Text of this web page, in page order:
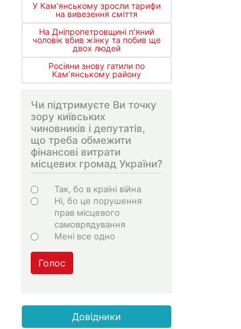
У Кам’янському зросли тарифи
на вивезення сміття
На Дніпропетровщині п'яний
чоловік вбив жінку та побив ще
двох людей
Росіяни знову гатили по
Кам’янському району
Чи підтримуєте Ви точку
зору київських
чиновників і депутатів,
що треба обмежити
фінансові витрати
місцевих громад України?
Варіанти
Так, бо в країні війна
Ні, бо це порушення
прав місцевого
самоврядування
Мені все одно
Голос
Довідники